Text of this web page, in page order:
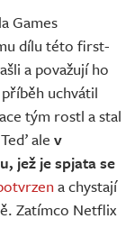
Games
dílu této first-
a považují ho
uchvátil
tým rostl a stal
ale v
jež je spjata se
a chystají
Zatímco Netflix